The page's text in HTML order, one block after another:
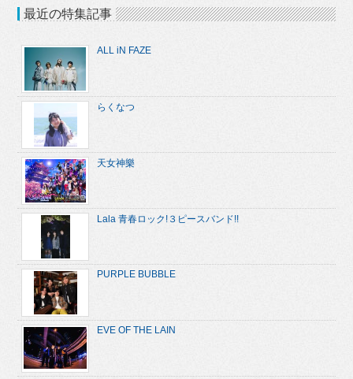
最近の特集記事
ALL iN FAZE
らくなつ
天女神樂
Lala 青春ロック!３ピースバンド!!
PURPLE BUBBLE
EVE OF THE LAIN